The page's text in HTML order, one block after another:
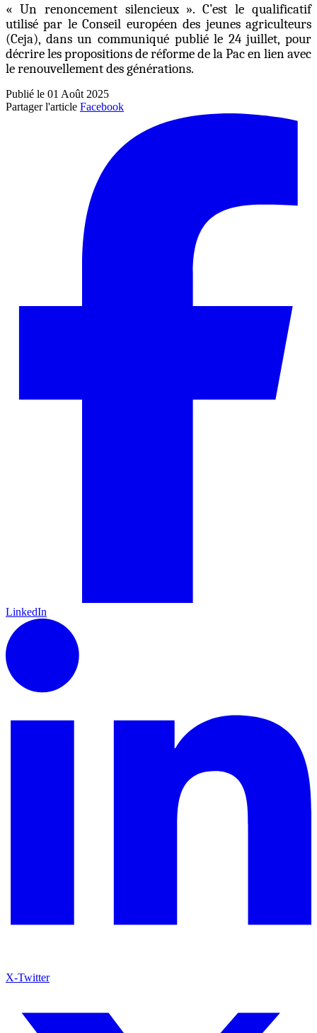
« Un renoncement silencieux ». C’est le qualificatif
utilisé par le Conseil européen des jeunes agriculteurs
(Ceja), dans un communiqué publié le 24 juillet, pour
décrire les propositions de réforme de la Pac en lien avec
le renouvellement des générations.
Publié le 01 Août 2025
Partager l'article Facebook
LinkedIn
X-Twitter